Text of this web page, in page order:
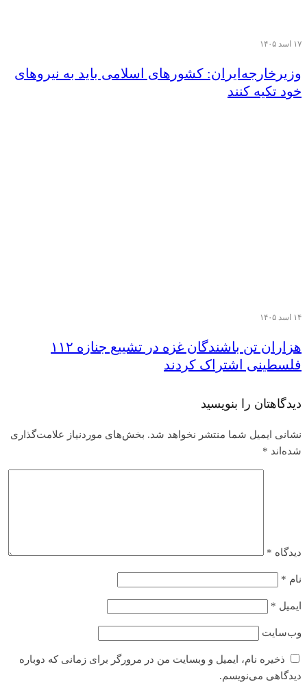
۱۷ اسد ۱۴۰۵
وزیر‌خارجه‌ایران: کشورهای اسلامی باید به نیروهای
خود تکیه کنند
۱۴ اسد ۱۴۰۵
هزاران تن‌ باشندگان غزه در تشییع جنازه ۱۱۲
فلسطینی اشتراک کردند
دیدگاهتان را بنویسید
نشانی ایمیل شما منتشر نخواهد شد. بخش‌های موردنیاز علامت‌گذاری
شده‌اند *
دیدگاه *
نام *
ایمیل *
وب‌سایت
ذخیره نام، ایمیل و وبسایت من در مرورگر برای زمانی که دوباره
دیدگاهی می‌نویسم.